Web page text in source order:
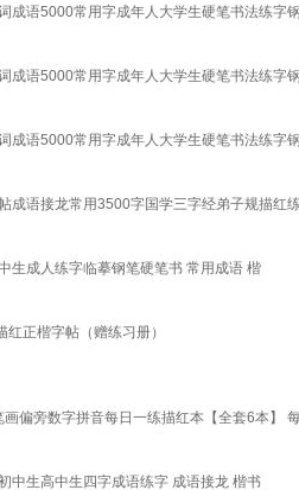
语5000常用字成年人大学生硬笔书法练字
语5000常用字成年人大学生硬笔书法练字
语5000常用字成年人大学生硬笔书法练字
语接龙常用3500字国学三字经弟子规描红
生成人练字临摹钢笔硬笔书 常用成语 楷
正楷字帖（赠练习册）
偏旁数字拼音每日一练描红本【全套6本】
中生高中生四字成语练字 成语接龙 楷书